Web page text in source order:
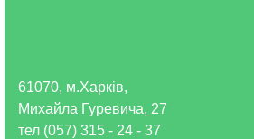
61070, м.Харків,
Михайла Гуревича, 27
тел (057) 315 - 24 - 37